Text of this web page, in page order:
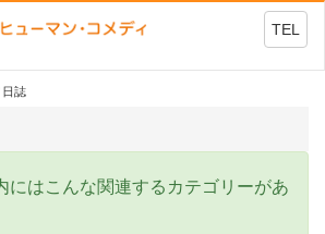
TEL
日誌
にはこんな関連するカテゴリーがあ